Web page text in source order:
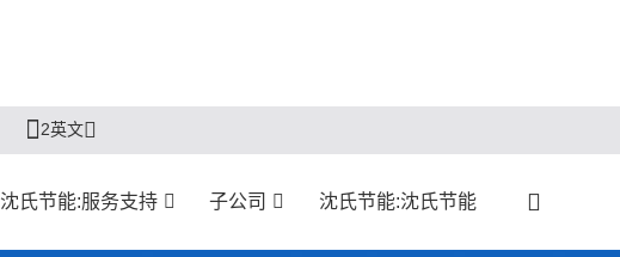
2英文
沈氏节能:服务支持 子公司 沈氏节能:沈氏节能